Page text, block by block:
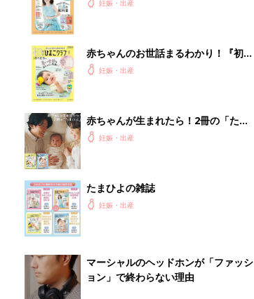
妊娠・出産
赤ちゃんのお世話まるわかり！『初め
てのひよこクラブ 夏号』〈巻頭大特
妊娠・出産
赤ちゃんが生まれたら！2冊の「たま
ひよ」
妊娠・出産
たまひよの雑誌
妊娠・出産
マーシャルのヘッドホンが「ファッシ
ョン」で終わらない理由